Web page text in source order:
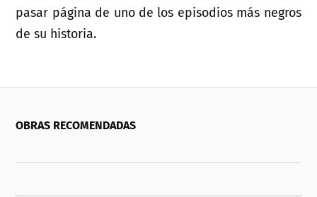
pasar página de uno de los episodios más negros
de su historia.
OBRAS RECOMENDADAS